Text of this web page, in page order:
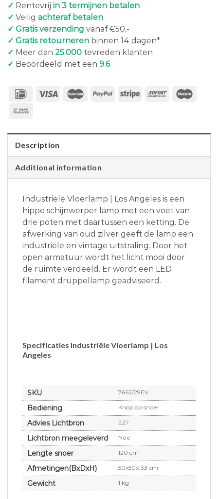
✓ Rentevrij in 3 termijnen betalen
✓ Veilig achteraf betalen
✓ Gratis verzending vanaf €50,-
✓ Gratis retourneren binnen 14 dagen*
✓ Meer dan 25.000 tevreden klanten
✓ Beoordeeld met een 9.6
Description
Additional information
Industriële Vloerlamp | Los Angeles is een
hippe schijnwerper lamp met een voet van
drie poten met daartussen een ketting. De
afwerking van oud zilver geeft de lamp een
industriële en vintage uitstraling. Door het
open armatuur wordt het licht mooi door
de ruimte verdeeld. Er wordt een LED
filament druppellamp geadviseerd.
Specificaties Industriële Vloerlamp | Los
Angeles
SKU 7662/29EV
Bediening Knop op snoer
Advies Lichtbron E27
Lichtbron meegeleverd Nee
Lengte snoer 120 cm
Afmetingen(BxDxH) 50x50x133 cm
Gewicht 1 kg